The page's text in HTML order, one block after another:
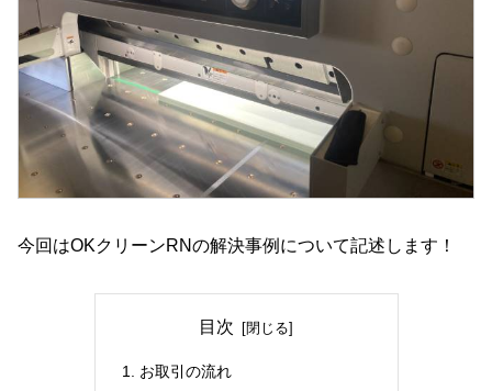
今回はOKクリーンRNの解決事例について記述します！
目次
お取引の流れ